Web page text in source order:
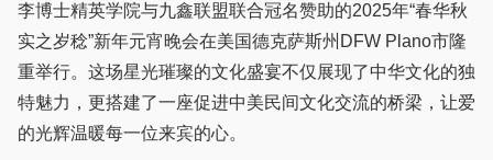
李博士精英学院与九鑫联盟联合冠名赞助的2025年“春华秋
实之岁稔”新年元宵晚会在美国德克萨斯州DFW Plano市隆
重举行。这场星光璀璨的文化盛宴不仅展现了中华文化的独
特魅力，更搭建了一座促进中美民间文化交流的桥梁，让爱
的光辉温暖每一位来宾的心。